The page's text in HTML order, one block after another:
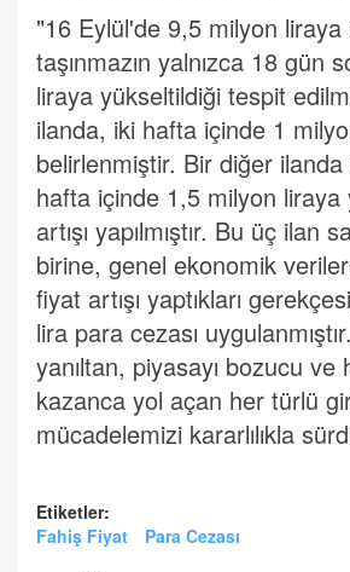
"16 Eylül'de 9,5 milyon
taşınmazın yalnızca 18 gün
liraya yükseltildiği tespit
ilanda, iki hafta içinde 1
belirlenmiştir. Bir diğer
hafta içinde 1,5 milyon liraya
artışı yapılmıştır. Bu üç ilan
birine, genel ekonomik
fiyat artışı yaptıkları
lira para cezası
yanıltan, piyasayı bozucu ve
kazanca yol açan her türlü
mücadelemizi kararlılıkla
Etiketler:
Fahiş Fiyat
Para Cezası